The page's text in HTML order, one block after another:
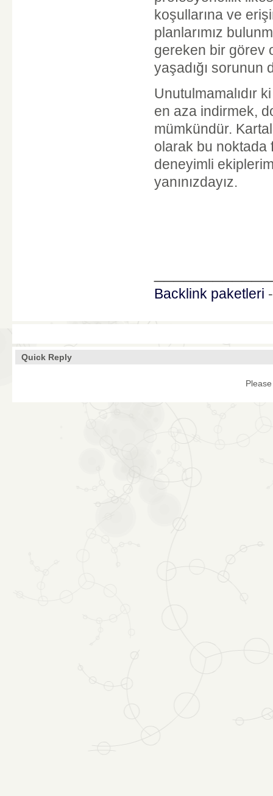
koşullarına ve
planlarımız
gereken bir görev
yaşadığı
Unutulmamalıdır
en aza indirmek,
mümkündür.
olarak bu noktada
deneyimli
yanınızdayız.
Backlink paketleri
Quick Reply